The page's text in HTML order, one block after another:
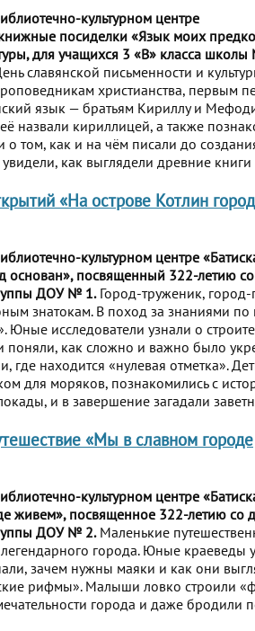
культурном центре
посиделки «Язык моих
для учащихся 3 «В» класса
славянской письменности и
христианства, первым
язык — братьям Кириллу и
назвали кириллицей, а также
том, как и на чём писали до
увидели, как выглядели древние
«На острове Котлин город
культурном центре
основан», посвященный 322-летию
ДОУ № 1.Город-труженик,
знатокам. В поход за знаниями
Юные исследователи узнали о
как сложно и важно было
где находится «нулевая отметка».
для моряков, познакомились с
и в завершение загадали
«Мы в славном городе
культурном центре
живем», посвященное 322-летию со
ДОУ № 2.Маленькие
города. Юные краеведы
зачем нужны маяки и как они
рифмы». Малыши ловко строили
города и даже бродили